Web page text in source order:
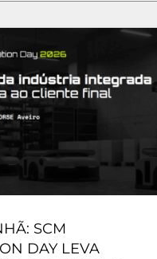
SCM
DAY LEVA